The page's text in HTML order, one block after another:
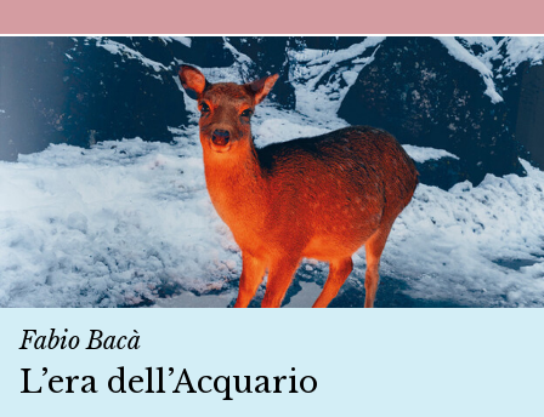
Fabio Bacà
L’era dell’Acquario